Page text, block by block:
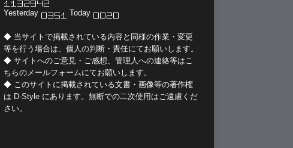
Yesterday Today
◆ 当サイトで掲載されている内容と同様の作業・変更
等を行う場合は、個人の判断・責任にてお願いします。
◆ サイトへのご意見・ご感想、管理人への連絡等は こ
ちらのメールフォームにてお願いします。
◆ このサイトに掲載されている文書・画像等の著作権
は D-Styleにあります。無断での二次使用はご遠慮くだ
さい。